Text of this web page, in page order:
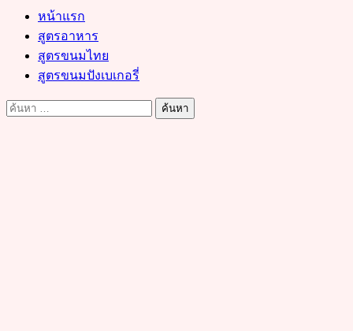
หน้าแรก
สูตรอาหาร
สูตรขนมไทย
สูตรขนมปังเบเกอรี่
ค้นหา